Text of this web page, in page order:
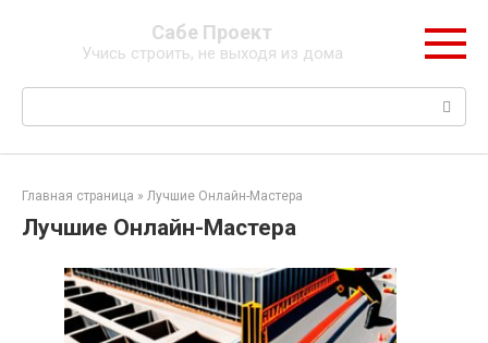
Сабе Проект
Учись строить, не выходя из дома
Поиск:
Главная страница » Лучшие Онлайн-Мастера
Лучшие Онлайн-Мастера